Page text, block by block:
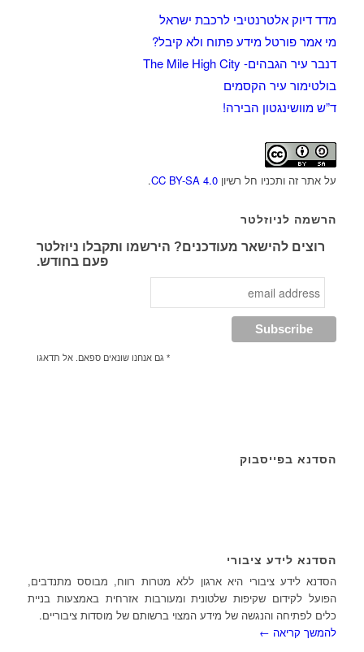
מדד דיוק אלטרנטיבי לרכבת ישראל
מי אמר פורטל מידע פתוח ולא קיבל?
דנבר עיר הגבהים- The Mile High City
בולטימור עיר הקסמים
ד”ש מוושינגטון הבירה!
על אתר זה ותכניו חל רשיון CC BY-SA 4.0
.
הרשמה לניוזלטר
רוצים להישאר מעודכנים? הירשמו ותקבלו ניוזלטר
פעם בחודש.
* גם אנחנו שונאים ספאם. אל תדאגו
הסדנא בפייסבוק
הסדנא לידע ציבורי
הסדנא לידע ציבורי היא ארגון ללא מטרות רווח, מבוסס מתנדבים,
הפועל לקידום שקיפות שלטונית ומעורבות אזרחית באמצעות בניית
כלים לפתיחה והנגשה של מידע המצוי ברשותם של מוסדות ציבוריים.
להמשך קריאה ←